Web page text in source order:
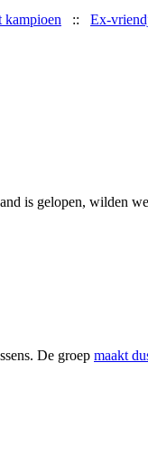
:: Ex-
is gelopen, wilden
De groep maakt